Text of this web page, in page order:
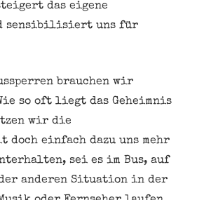
das eigene
sensibilisiert uns für
brauchen wir
so oft liegt das Geheimnis
wir die
doch einfach dazu uns mehr
sei es im Bus, auf
anderen Situation in der